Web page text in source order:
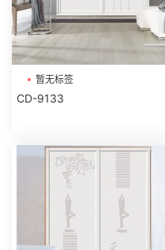
暂无标签
CD-9133